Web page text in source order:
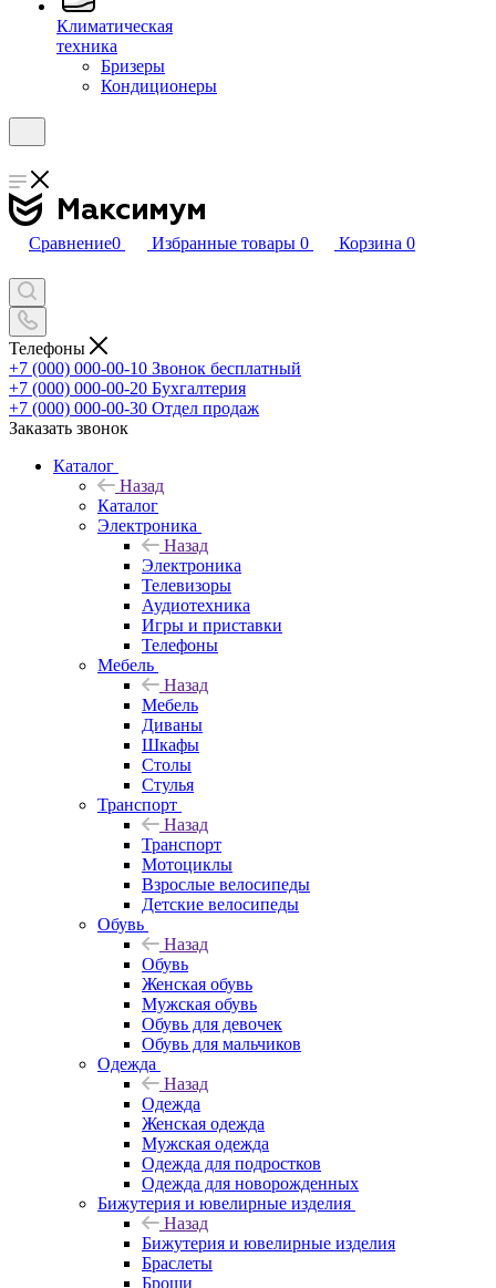
Климатическая
техника
Бризеры
Кондиционеры
Сравнение0 Избранные товары 0 Корзина 0
Телефоны
+7 (000) 000-00-10 Звонок бесплатный
+7 (000) 000-00-20 Бухгалтерия
+7 (000) 000-00-30 Отдел продаж
Заказать звонок
Каталог
Назад
Каталог
Электроника
Назад
Электроника
Телевизоры
Аудиотехника
Игры и приставки
Телефоны
Мебель
Назад
Мебель
Диваны
Шкафы
Столы
Стулья
Транспорт
Назад
Транспорт
Мотоциклы
Взрослые велосипеды
Детские велосипеды
Обувь
Назад
Обувь
Женская обувь
Мужская обувь
Обувь для девочек
Обувь для мальчиков
Одежда
Назад
Одежда
Женская одежда
Мужская одежда
Одежда для подростков
Одежда для новорожденных
Бижутерия и ювелирные изделия
Назад
Бижутерия и ювелирные изделия
Браслеты
Броши